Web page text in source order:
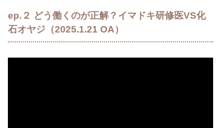
ep.２ どう働くのが正解？イマドキ研修医VS化
石オヤジ（2025.1.21 OA）